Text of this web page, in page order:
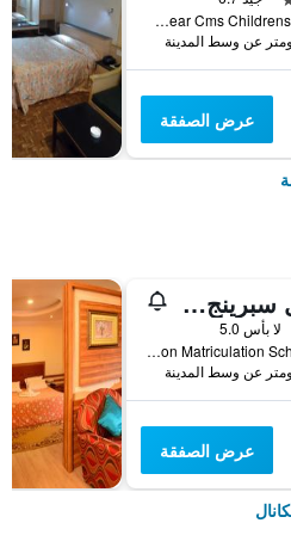
No.3/16 - 2 Convent Road, Near Cms Childrens Home, كودايكانال, الهند
عرض الصفقة
هوتل سبرينج فالي
لا بأس 5.0
25 Laws Ghat Road, Near Zion Matriculation School, كودايكانال, الهند
عرض الصفقة